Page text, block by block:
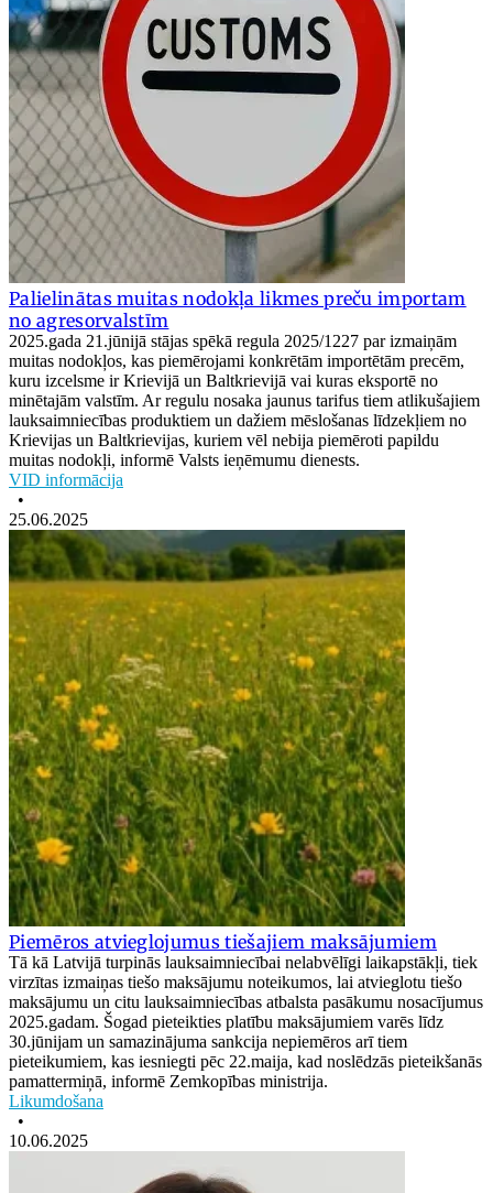
Palielinātas muitas nodokļa likmes preču importam
no agresorvalstīm
2025.gada 21.jūnijā stājas spēkā regula 2025/1227 par izmaiņām
muitas nodokļos, kas piemērojami konkrētām importētām precēm,
kuru izcelsme ir Krievijā un Baltkrievijā vai kuras eksportē no
minētajām valstīm. Ar regulu nosaka jaunus tarifus tiem atlikušajiem
lauksaimniecības produktiem un dažiem mēslošanas līdzekļiem no
Krievijas un Baltkrievijas, kuriem vēl nebija piemēroti papildu
muitas nodokļi, informē Valsts ieņēmumu dienests.
VID informācija
•
25.06.2025
Piemēros atvieglojumus tiešajiem maksājumiem
Tā kā Latvijā turpinās lauksaimniecībai nelabvēlīgi laikapstākļi, tiek
virzītas izmaiņas tiešo maksājumu noteikumos, lai atvieglotu tiešo
maksājumu un citu lauksaimniecības atbalsta pasākumu nosacījumus
2025.gadam. Šogad pieteikties platību maksājumiem varēs līdz
30.jūnijam un samazinājuma sankcija nepiemēros arī tiem
pieteikumiem, kas iesniegti pēc 22.maija, kad noslēdzās pieteikšanās
pamattermiņā, informē Zemkopības ministrija.
Likumdošana
•
10.06.2025